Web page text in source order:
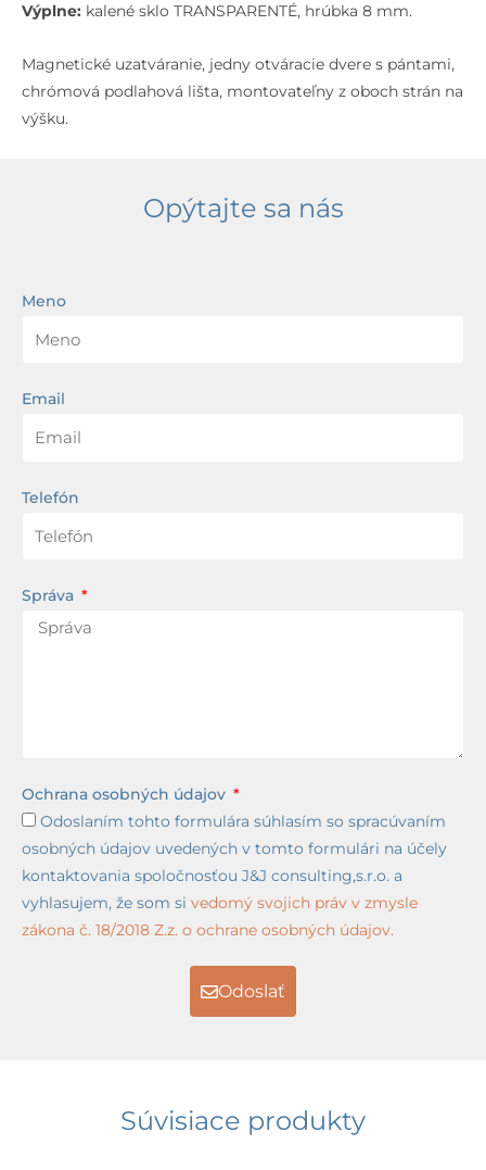
Výplne: kalené sklo TRANSPARENTÉ, hrúbka 8 mm.
Magnetické uzatváranie, jedny otváracie dvere s pántami,
chrómová podlahová lišta, montovateľny z oboch strán na
výšku.
Opýtajte sa nás
Meno
Email
Telefón
Správa
Ochrana osobných údajov
Odoslaním tohto formulára súhlasím so spracúvaním
osobných údajov uvedených v tomto formulári na účely
kontaktovania spoločnosťou J&J consulting,s.r.o. a
vyhlasujem, že som si vedomý svojich práv v zmysle
zákona č. 18/2018 Z.z. o ochrane osobných údajov.
Odoslať
Súvisiace produkty